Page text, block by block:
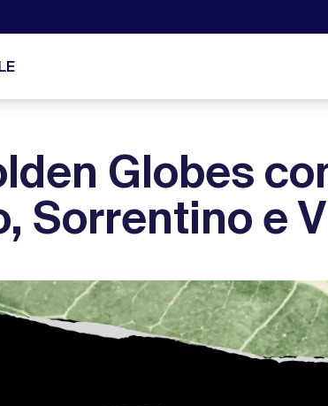
Globes
Sorrentino e